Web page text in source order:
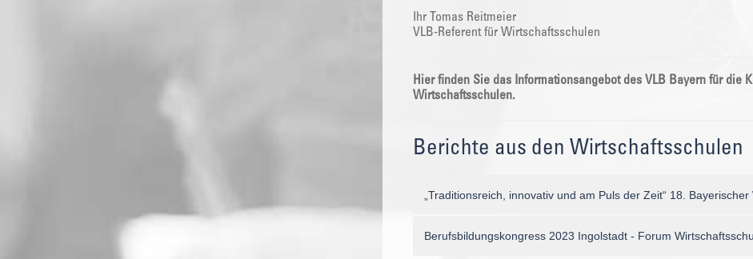
Ihr Tomas Reitmeier
VLB-Referent für Wirtschaftsschulen
Hier finden Sie das Informationsangebot des VLB Bayern für die
Wirtschaftsschulen.
Berichte aus den Wirtschaftsschulen
„Traditionsreich, innovativ und am Puls der Zeit“ 18.
Berufsbildungskongress 2023 Ingolstadt - Forum